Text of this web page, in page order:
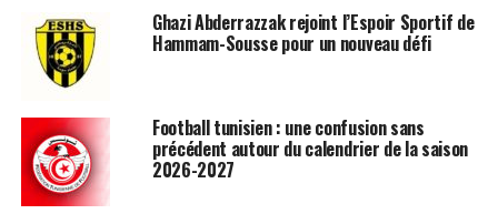
Ghazi Abderrazzak rejoint l’Espoir Sportif de
Hammam-Sousse pour un nouveau défi
Football tunisien : une confusion sans
précédent autour du calendrier de la saison
2026-2027